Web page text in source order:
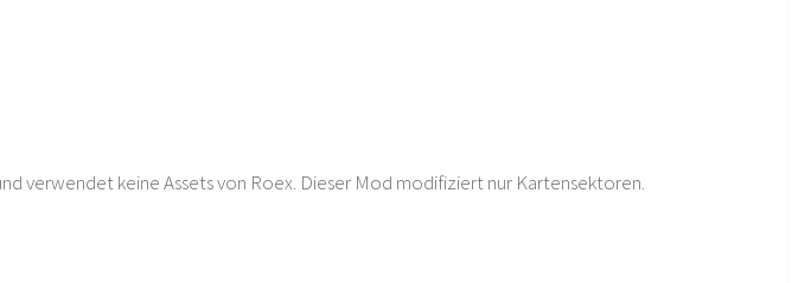
verwendet keine Assets von Roex. Dieser Mod modifiziert nur Kartensektoren.